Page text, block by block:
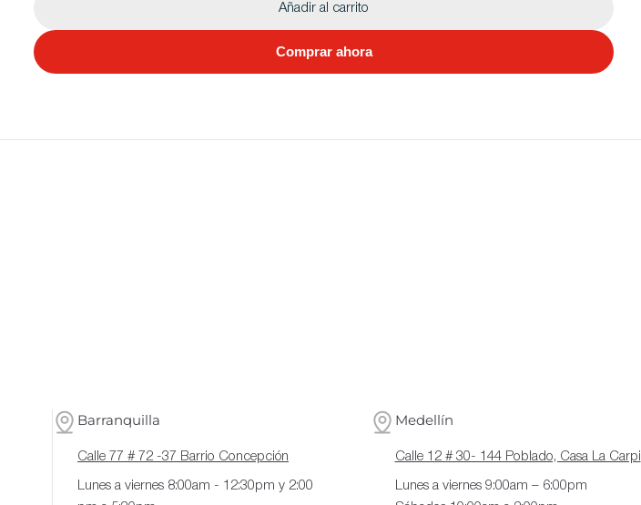
Añadir al carrito
Comprar ahora
Barranquilla
Calle 77 # 72 -37 Barrio Concepción
Lunes a viernes 8:00am - 12:30pm y 2:00
Medellín
Calle 12 # 30- 144 Poblado, Casa La Carpi
Lunes a viernes 9:00am – 6:00pm